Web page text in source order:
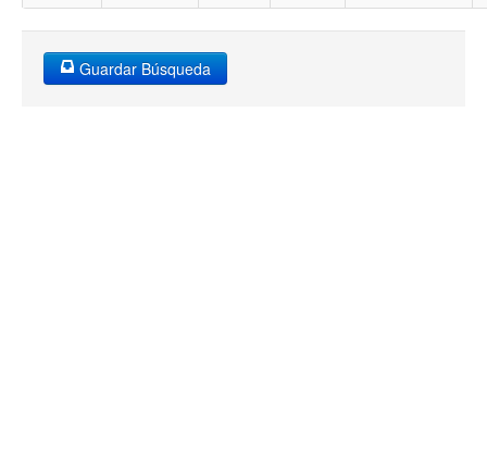
Guardar Búsqueda